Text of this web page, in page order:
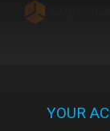
YOUR